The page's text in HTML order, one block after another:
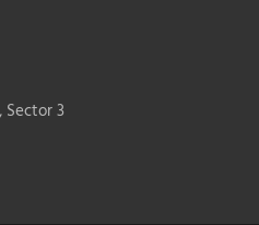
Sector 3